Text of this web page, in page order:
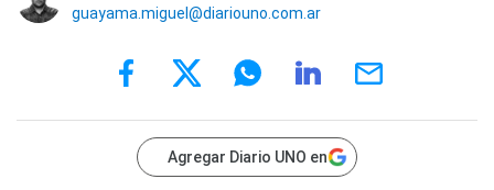
guayama.miguel@diariouno.com.ar
Agregar Diario UNO en